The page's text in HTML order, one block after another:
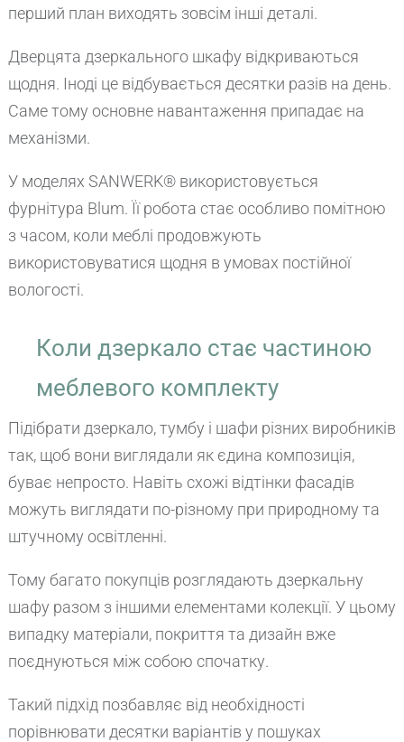
перший план виходять зовсім інші деталі.
Дверцята дзеркального шкафу відкриваються
щодня. Іноді це відбувається десятки разів на день.
Саме тому основне навантаження припадає на
механізми.
У моделях SANWERK® використовується
фурнітура Blum. Її робота стає особливо помітною
з часом, коли меблі продовжують
використовуватися щодня в умовах постійної
вологості.
Коли дзеркало стає частиною
меблевого комплекту
Підібрати дзеркало, тумбу і шафи різних виробників
так, щоб вони виглядали як єдина композиція,
буває непросто. Навіть схожі відтінки фасадів
можуть виглядати по-різному при природному та
штучному освітленні.
Тому багато покупців розглядають дзеркальну
шафу разом з іншими елементами колекції. У цьому
випадку матеріали, покриття та дизайн вже
поєднуються між собою спочатку.
Такий підхід позбавляє від необхідності
порівнювати десятки варіантів у пошуках